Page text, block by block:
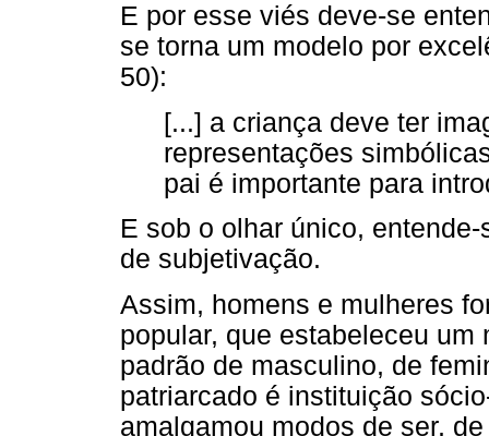
E por esse viés deve-se
se torna um modelo por
50):
[...] a criança deve ter
representações
pai é importante para
E sob o olhar único,
de subjetivação.
Assim, homens e mulheres
popular, que estabeleceu
padrão de masculino, de
patriarcado é instituição
amalgamou modos de ser,